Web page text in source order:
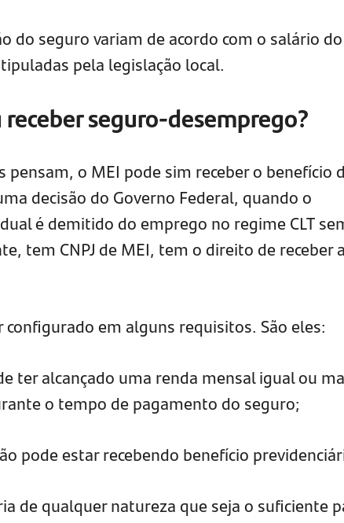
do seguro variam de acordo com o salário do
pela legislação local.
seguro-desemprego?
o MEI pode sim receber o benefício
decisão do Governo Federal, quando o
é demitido do emprego no regime CLT
tem CNPJ de MEI, tem o direito de receber
configurado em alguns requisitos. São eles:
ter alcançado uma renda mensal igual ou
o tempo de pagamento do seguro;
pode estar recebendo benefício
de qualquer natureza que seja o suficiente